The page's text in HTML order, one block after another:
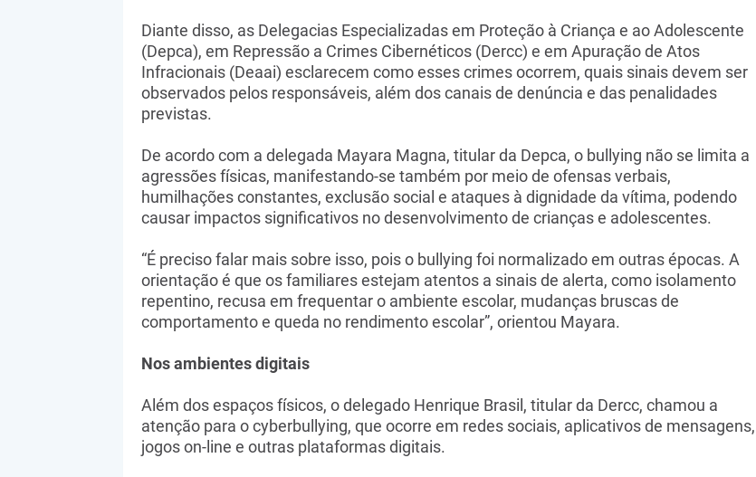
Diante disso, as Delegacias Especializadas em Proteção à Criança e ao Adolescente
(Depca), em Repressão a Crimes Cibernéticos (Dercc) e em Apuração de Atos
Infracionais (Deaai) esclarecem como esses crimes ocorrem, quais sinais devem ser
observados pelos responsáveis, além dos canais de denúncia e das penalidades
previstas.
De acordo com a delegada Mayara Magna, titular da Depca, o bullying não se limita a
agressões físicas, manifestando-se também por meio de ofensas verbais,
humilhações constantes, exclusão social e ataques à dignidade da vítima, podendo
causar impactos significativos no desenvolvimento de crianças e adolescentes.
“É preciso falar mais sobre isso, pois o bullying foi normalizado em outras épocas. A
orientação é que os familiares estejam atentos a sinais de alerta, como isolamento
repentino, recusa em frequentar o ambiente escolar, mudanças bruscas de
comportamento e queda no rendimento escolar”, orientou Mayara.
Nos ambientes digitais
Além dos espaços físicos, o delegado Henrique Brasil, titular da Dercc, chamou a
atenção para o cyberbullying, que ocorre em redes sociais, aplicativos de mensagens,
jogos on-line e outras plataformas digitais.